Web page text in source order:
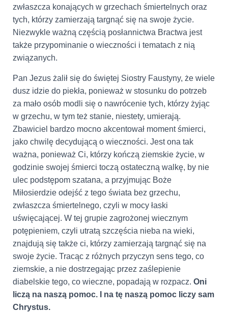
zwłaszcza konających w grzechach śmiertelnych oraz
tych, którzy zamierzają targnąć się na swoje życie.
Niezwykle ważną częścią posłannictwa Bractwa jest
także przypominanie o wieczności i tematach z nią
związanych.
Pan Jezus żalił się do świętej Siostry Faustyny, że wiele
dusz idzie do piekła, ponieważ w stosunku do potrzeb
za mało osób modli się o nawrócenie tych, którzy żyjąc
w grzechu, w tym też stanie, niestety, umierają.
Zbawiciel bardzo mocno akcentował moment śmierci,
jako chwilę decydującą o wieczności. Jest ona tak
ważna, ponieważ Ci, którzy kończą ziemskie życie, w
godzinie swojej śmierci toczą ostateczną walkę, by nie
ulec podstępom szatana, a przyjmując Boże
Miłosierdzie odejść z tego świata bez grzechu,
zwłaszcza śmiertelnego, czyli w mocy łaski
uświęcającej. W tej grupie zagrożonej wiecznym
potępieniem, czyli utratą szczęścia nieba na wieki,
znajdują się także ci, którzy zamierzają targnąć się na
swoje życie. Tracąc z różnych przyczyn sens tego, co
ziemskie, a nie dostrzegając przez zaślepienie
diabelskie tego, co wieczne, popadają w rozpacz. Oni
liczą na naszą pomoc. I na tę naszą pomoc liczy sam
Chrystus.